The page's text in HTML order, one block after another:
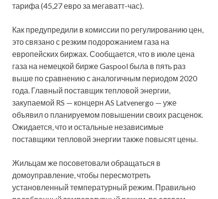
тарифа (45,27 евро за мегаватт-час).
Как предупредили в комиссии по регулированию цен,
это связано с резким подорожанием газа на
европейских биржах. Сообщается, что в июле цена
газа на немецкой бирже Gaspool была в пять раз
выше по сравнению с аналогичным периодом 2020
года. Главный поставщик тепловой энергии,
закупаемой RS — концерн AS Latvenergo — уже
объявил о планируемом повышении своих расценок.
Ожидается, что и остальные независимые
поставщики тепловой энергии также повысят цены.
Жильцам же посоветовали обращаться в
домоуправление, чтобы пересмотреть
установленный температурный режим. Правильно